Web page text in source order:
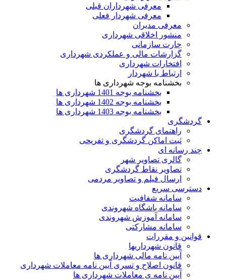
معرفی شهرداران قبلی
معرفی شهردار فعلی
معرفی مدیران
منشور اخلاقی شهرداری
چارت سازمانی
گزارشات مالی و عملکردی شهرداری
افتخارات شهرداری
ارتباط با شهردار
بخشنامه بوجه شهرداری ها
بخشنامه بوجه 1401 شهرداری ها
بخشنامه بوجه 1402 شهرداری ها
بخشنامه بوجه 1403 شهرداری ها
گردشگری
راهنمای گردشگری
ثبت اماکن گردشگری و تفریحی
چند رسانه ای
گالری تصاویر شهر
تصاویر نقاط گردشگری
ارسال فیلم و تصاویر مردمی
دسترسی سریع
سامانه شفافیت
سامانه باشگاه شهروندی
سامانه آموزش شهروندی
سامانه مشارکتی
قوانین و مقررات
قانون شهرداریها
آیین نامه مالی شهرداری ها
قانون اصلاح و تسری آیین نامه معاملات شهرداری
آیین نامه ی معاملات شهرداری ها